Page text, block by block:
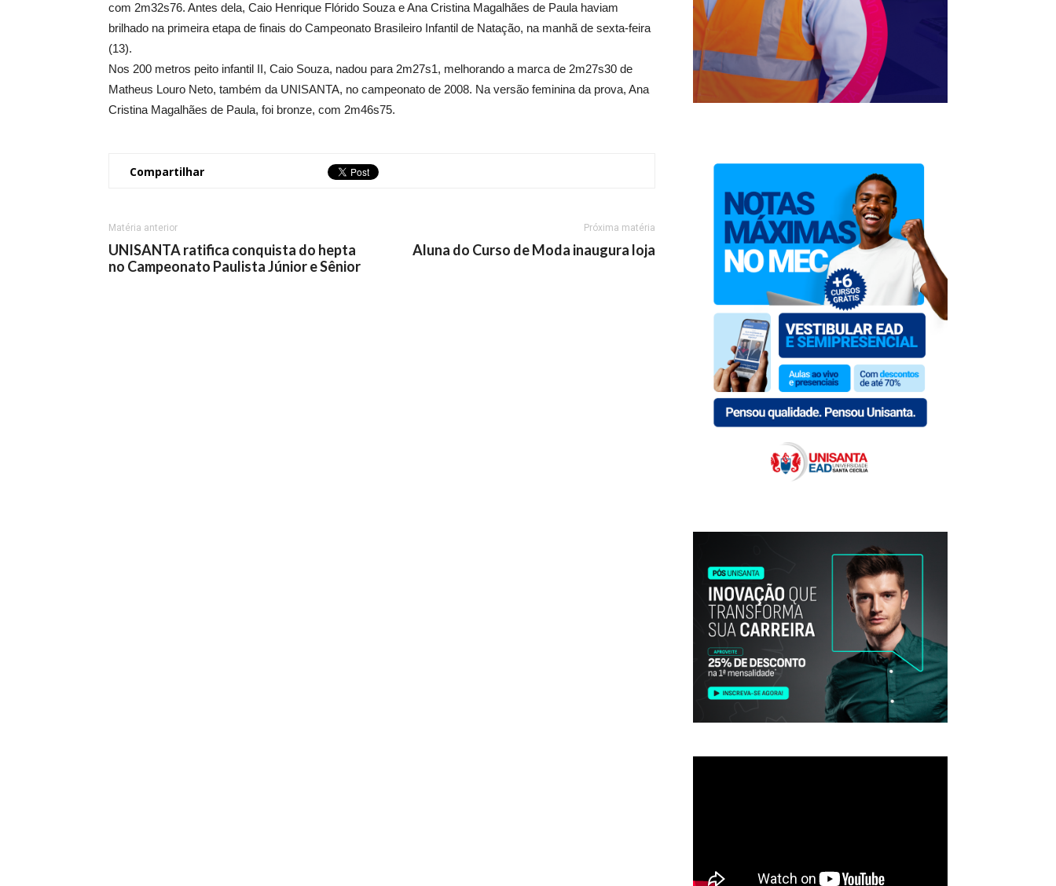
com 2m32s76. Antes dela, Caio Henrique Flórido Souza e Ana Cristina Magalhães de Paula haviam
brilhado na primeira etapa de finais do Campeonato Brasileiro Infantil de Natação, na manhã de sexta-feira
(13).
Nos 200 metros peito infantil II, Caio Souza, nadou para 2m27s1, melhorando a marca de 2m27s30 de
Matheus Louro Neto, também da UNISANTA, no campeonato de 2008. Na versão feminina da prova, Ana
Cristina Magalhães de Paula, foi bronze, com 2m46s75.
Compartilhar
Matéria anterior
UNISANTA ratifica conquista do hepta
no Campeonato Paulista Júnior e Sênior
Próxima matéria
Aluna do Curso de Moda inaugura loja